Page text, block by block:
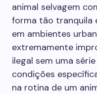
animal selvagem
forma tão tranquila
em ambientes
extremamente
ilegal sem uma
condições
na rotina de um